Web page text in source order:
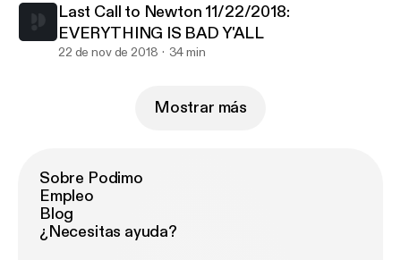
Last Call to Newton 11/22/2018:
EVERYTHING IS BAD Y'ALL
22 de nov de 2018 34 min
Mostrar más
Sobre Podimo
Empleo
Blog
¿Necesitas ayuda?